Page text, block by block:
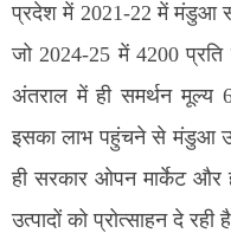
प्रदेश में 2021-22 में मंडुआ
जो 2024-25 में 4200
अंतराल में ही समर्थन मूल्य
इसका लाभ पहुंचने से मंडुआ
ही सरकार ओपन मार्केट
उत्पादों को प्रोत्साहन दे रही